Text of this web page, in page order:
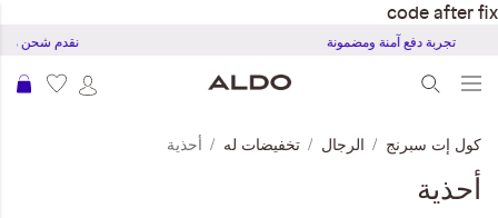
code after fix
نقدم شحن تجربة دفع آمنة ومضمونة
كول إت سبرنج الرجال تخفيضات له أحذية
أحذية